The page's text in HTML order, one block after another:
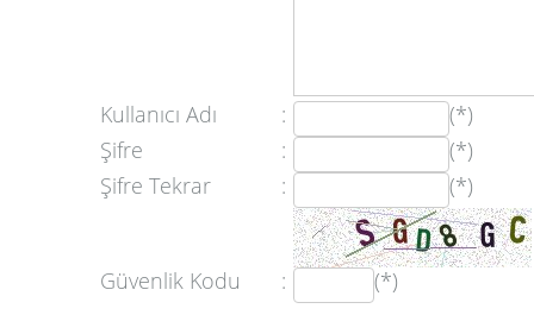
Kullanıcı Adı :
(*)
Şifre
:
(*)
Şifre Tekrar
: (*)
Güvenlik Kodu : (*)